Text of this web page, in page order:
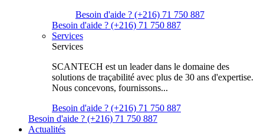
Besoin d'aide ? (+216) 71 750 887
Besoin d'aide ? (+216) 71 750 887
Services
Services
SCANTECH est un leader dans le domaine des
solutions de traçabilité avec plus de 30 ans d'expertise.
Nous concevons, fournissons...
Besoin d'aide ? (+216) 71 750 887
Besoin d'aide ? (+216) 71 750 887
Actualités